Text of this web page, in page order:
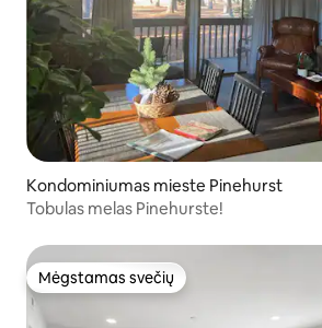
Kondominiumas mieste Pinehurst
Tobulas melas Pinehurste!
Mėgstamas svečių
Mėgstamas svečių